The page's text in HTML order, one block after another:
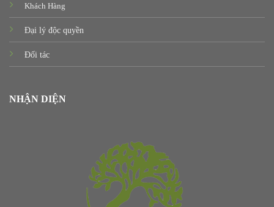
Khách Hàng
Đại lý độc quyền
Đối tác
NHẬN DIỆN